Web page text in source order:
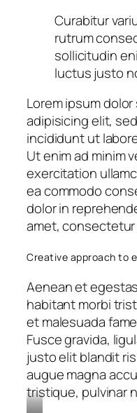
Curabitur
rutrum
sollicitudin
luctus justo
Lorem ipsum
adipisicing elit,
incididunt ut
Ut enim ad minim
exercitation
ea commodo
dolor in
amet,
Creative approach to
Aenean et
habitant morbi
et malesuada
Fusce gravida,
justo elit blandit
augue magna
tristique, pulvinar